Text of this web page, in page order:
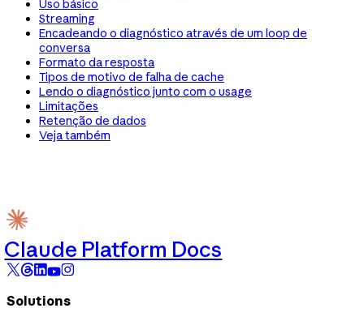
Uso básico
Streaming
Encadeando o diagnóstico através de um loop de
conversa
Formato da resposta
Tipos de motivo de falha de cache
Lendo o diagnóstico junto com o usage
Limitações
Retenção de dados
Veja também
Claude Platform Docs
Solutions